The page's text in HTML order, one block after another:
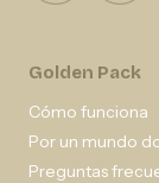
Golden Pack
Cómo funciona
Por un mundo
Preguntas